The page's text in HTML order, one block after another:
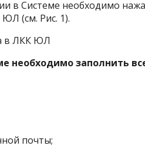
в Системе необходимо
(см. Рис. 1).
в ЛКК ЮЛ
необходимо заполнить
почты;